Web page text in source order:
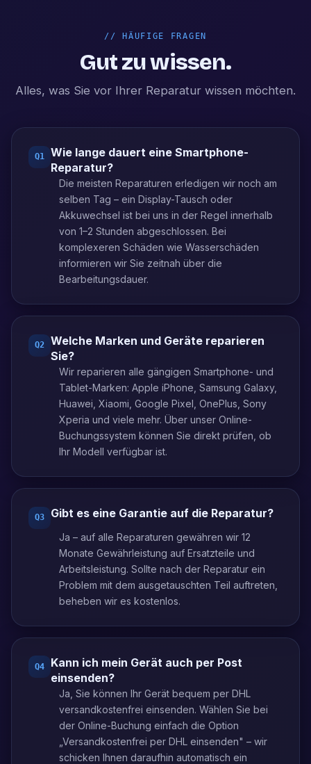
// HÄUFIGE FRAGEN
Gut zu wissen.
Alles, was Sie vor Ihrer Reparatur wissen möchten.
Q1
Wie lange dauert eine Smartphone-
Reparatur?
Die meisten Reparaturen erledigen wir noch am
selben Tag – ein Display-Tausch oder
Akkuwechsel ist bei uns in der Regel innerhalb
von 1–2 Stunden abgeschlossen. Bei
komplexeren Schäden wie Wasserschäden
informieren wir Sie zeitnah über die
Bearbeitungsdauer.
Q2
Welche Marken und Geräte reparieren
Sie?
Wir reparieren alle gängigen Smartphone- und
Tablet-Marken: Apple iPhone, Samsung Galaxy,
Huawei, Xiaomi, Google Pixel, OnePlus, Sony
Xperia und viele mehr. Über unser Online-
Buchungssystem können Sie direkt prüfen, ob
Ihr Modell verfügbar ist.
Q3 Gibt es eine Garantie auf die Reparatur?
Ja – auf alle Reparaturen gewähren wir 12
Monate Gewährleistung auf Ersatzteile und
Arbeitsleistung. Sollte nach der Reparatur ein
Problem mit dem ausgetauschten Teil auftreten,
beheben wir es kostenlos.
Q4
Kann ich mein Gerät auch per Post
einsenden?
Ja, Sie können Ihr Gerät bequem per DHL
versandkostenfrei einsenden. Wählen Sie bei
der Online-Buchung einfach die Option
„Versandkostenfrei per DHL einsenden" – wir
schicken Ihnen daraufhin automatisch ein